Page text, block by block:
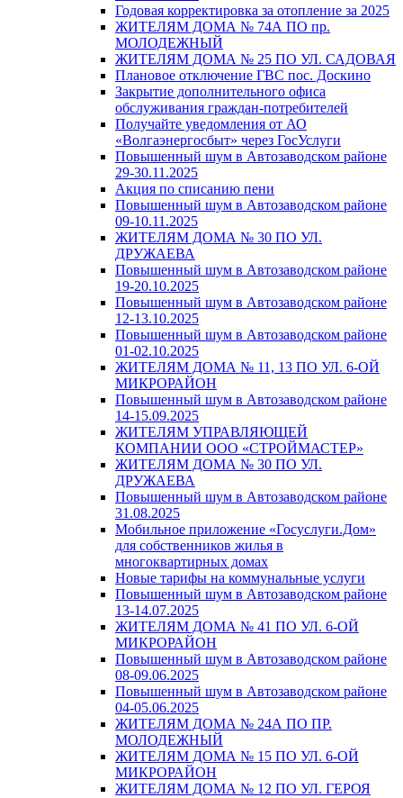
Годовая корректировка за отопление за 2025
ЖИТЕЛЯМ ДОМА № 74А ПО пр.
МОЛОДЕЖНЫЙ
ЖИТЕЛЯМ ДОМА № 25 ПО УЛ. САДОВАЯ
Плановое отключение ГВС пос. Доскино
Закрытие дополнительного офиса
обслуживания граждан-потребителей
Получайте уведомления от АО
«Волгаэнергосбыт» через ГосУслуги
Повышенный шум в Автозаводском районе
29-30.11.2025
Акция по списанию пени
Повышенный шум в Автозаводском районе
09-10.11.2025
ЖИТЕЛЯМ ДОМА № 30 ПО УЛ.
ДРУЖАЕВА
Повышенный шум в Автозаводском районе
19-20.10.2025
Повышенный шум в Автозаводском районе
12-13.10.2025
Повышенный шум в Автозаводском районе
01-02.10.2025
ЖИТЕЛЯМ ДОМА № 11, 13 ПО УЛ. 6-ОЙ
МИКРОРАЙОН
Повышенный шум в Автозаводском районе
14-15.09.2025
ЖИТЕЛЯМ УПРАВЛЯЮЩЕЙ
КОМПАНИИ ООО «СТРОЙМАСТЕР»
ЖИТЕЛЯМ ДОМА № 30 ПО УЛ.
ДРУЖАЕВА
Повышенный шум в Автозаводском районе
31.08.2025
Мобильное приложение «Госуслуги.Дом»
для собственников жилья в
многоквартирных домах
Новые тарифы на коммунальные услуги
Повышенный шум в Автозаводском районе
13-14.07.2025
ЖИТЕЛЯМ ДОМА № 41 ПО УЛ. 6-ОЙ
МИКРОРАЙОН
Повышенный шум в Автозаводском районе
08-09.06.2025
Повышенный шум в Автозаводском районе
04-05.06.2025
ЖИТЕЛЯМ ДОМА № 24А ПО ПР.
МОЛОДЕЖНЫЙ
ЖИТЕЛЯМ ДОМА № 15 ПО УЛ. 6-ОЙ
МИКРОРАЙОН
ЖИТЕЛЯМ ДОМА № 12 ПО УЛ. ГЕРОЯ